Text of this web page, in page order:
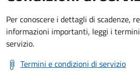
Per conoscere i dettagli di scadenze,
informazioni importanti, leggi i
servizio.
Termini e condizioni di servizio